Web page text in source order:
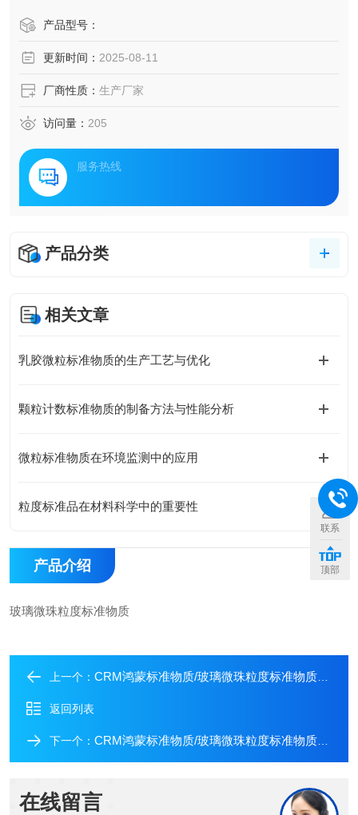
产品型号：
更新时间： 2025-08-11
厂商性质： 生产厂家
访问量： 205
服务热线
产品分类
相关文章
乳胶微粒标准物质的生产工艺与优化
颗粒计数标准物质的制备方法与性能分析
微粒标准物质在环境监测中的应用
粒度标准品在材料科学中的重要性
产品介绍
玻璃微珠粒度标准物质
上一个： CRM鸿蒙标准物质/玻璃微珠粒度标准物质150μm/20g
返回列表
下一个： CRM鸿蒙标准物质/玻璃微珠粒度标准物质1000μm/20g
在线留言
联系
顶部